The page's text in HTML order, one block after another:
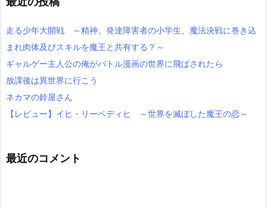
走る少年大開戦 ～精神、発達障害者の小学生、魔法決戦に巻き込
まれ肉体及びスキルを魔王と共有する？～
ギャルゲー主人公の俺がバトル漫画の世界に飛ばされたら
放課後は異世界に行こう
ネカマの鈴屋さん
【レビュー】イヒ・リーベディヒ ～世界を滅ぼした魔王の恋～
最近のコメント